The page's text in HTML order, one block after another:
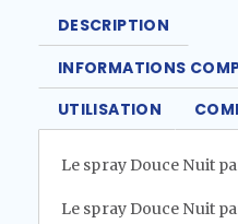
DESCRIPTION
INFORMATIONS
UTILISATION
Le spray Douce Nuit
Le spray Douce Nuit